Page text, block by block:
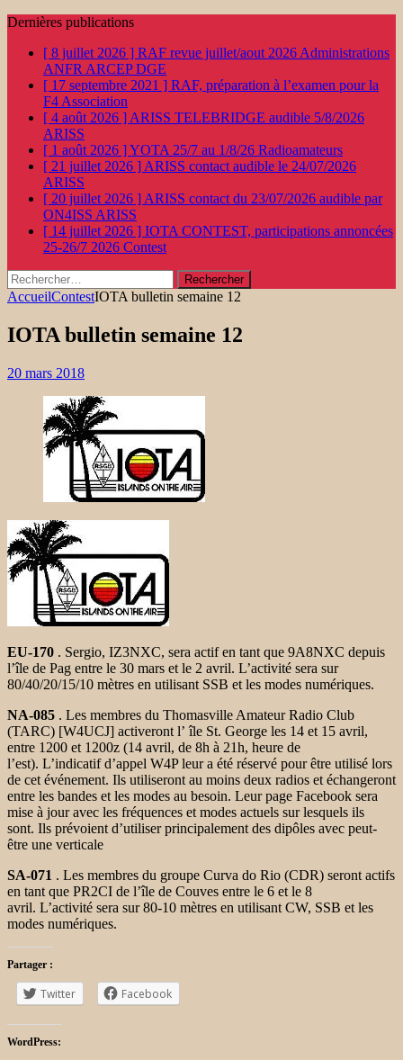
Dernières publications
[ 8 juillet 2026 ] RAF revue juillet/aout 2026 Administrations
ANFR ARCEP DGE
[ 17 septembre 2021 ] RAF, préparation à l’examen pour la
F4 Association
[ 4 août 2026 ] ARISS TELEBRIDGE audible 5/8/2026
ARISS
[ 1 août 2026 ]YOTA 25/7 au 1/8/26 Radioamateurs
[ 21 juillet 2026 ] ARISS contact audible le 24/07/2026
ARISS
[ 20 juillet 2026 ] ARISS contact du 23/07/2026 audible par
ON4ISS ARISS
[ 14 juillet 2026 ] IOTA CONTEST, participations annoncées
25-26/7 2026 Contest
Rechercher :
AccueilContestIOTA bulletin semaine 12
IOTA bulletin semaine 12
20 mars 2018
EU-170 . Sergio, IZ3NXC, sera actif en tant que 9A8NXC depuis
l’île de Pag entre le 30 mars et le 2 avril. L’activité sera sur
80/40/20/15/10 mètres en utilisant SSB et les modes numériques.
NA-085 . Les membres du Thomasville Amateur Radio Club
(TARC) [W4UCJ] activeront l’ île St. George les 14 et 15 avril,
entre 1200 et 1200z (14 avril, de 8h à 21h, heure de
l’est). L’indicatif d’appel W4P leur a été réservé pour être utilisé lors
de cet événement. Ils utiliseront au moins deux radios et échangeront
entre les bandes et les modes au besoin. Leur page Facebook sera
mise à jour avec les fréquences et modes actuels sur lesquels ils
sont. Ils prévoient d’utiliser principalement des dipôles avec peut-
être une verticale
SA-071 . Les membres du groupe Curva do Rio (CDR) seront actifs
en tant que PR2CI de l’île de Couves entre le 6 et le 8
avril. L’activité sera sur 80-10 mètres en utilisant CW, SSB et les
modes numériques.
Partager :
Twitter Facebook
WordPress: